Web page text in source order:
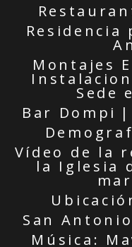
Residencia
Montajes
Sede
Bar Dompi
Vídeo de la
la Iglesia
San
Música: